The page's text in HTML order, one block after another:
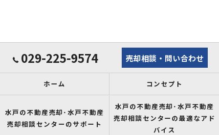
029-225-9574 売却相談・問い合わせ
ホーム コンセプト
水戸の不動産売却･水戸不動産
売却相談センターのサポート
水戸の不動産売却･水戸不動産
売却相談センターの最適なアド
バイス